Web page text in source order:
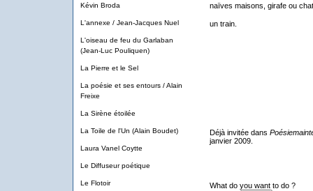
Kévin Broda
L'annexe / Jean-Jacques Nuel
L'oiseau de feu du Garlaban
(Jean-Luc Pouliquen)
La Pierre et le Sel
La poésie et ses entours / Alain
Freixe
La Sirène étoilée
La Toile de l'Un (Alain Boudet)
Laura Vanel Coytte
Le Diffuseur poétique
Le Flotoir
naïves maisons, girafe ou
un train.
Déjà invitée dans
janvier 2009.
What do you want to do ?